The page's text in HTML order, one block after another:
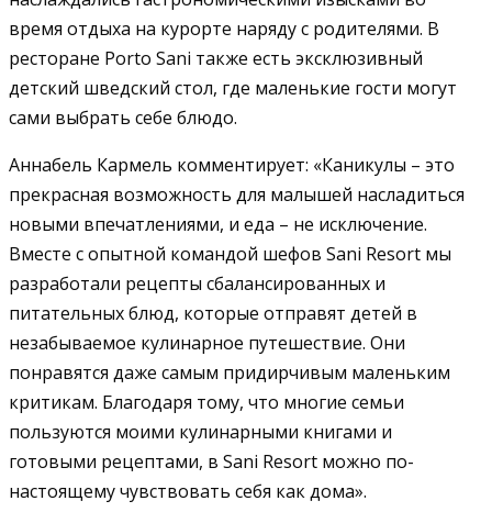
время отдыха на курорте наряду с родителями. В
ресторане Porto Sani также есть эксклюзивный
детский шведский стол, где маленькие гости могут
сами выбрать себе блюдо.
Аннабель Кармель комментирует: «Каникулы – это
прекрасная возможность для малышей насладиться
новыми впечатлениями, и еда – не исключение.
Вместе с опытной командой шефов Sani Resort мы
разработали рецепты сбалансированных и
питательных блюд, которые отправят детей в
незабываемое кулинарное путешествие. Они
понравятся даже самым придирчивым маленьким
критикам. Благодаря тому, что многие семьи
пользуются моими кулинарными книгами и
готовыми рецептами, в Sani Resort можно по-
настоящему чувствовать себя как дома».